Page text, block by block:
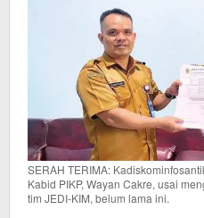
SERAH TERIMA:
Kabid PIKP, Wayan Cakre, usai
tim JEDI-KIM, belum lama ini.